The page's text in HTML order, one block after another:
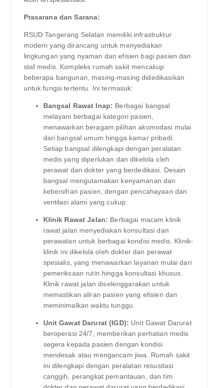
Prasarana dan Sarana:
RSUD Tangerang Selatan memiliki infrastruktur
modern yang dirancang untuk menyediakan
lingkungan yang nyaman dan efisien bagi pasien dan
staf medis. Kompleks rumah sakit mencakup
beberapa bangunan, masing-masing didedikasikan
untuk fungsi tertentu. Ini termasuk:
Bangsal Rawat Inap: Berbagai bangsal
melayani berbagai kategori pasien,
menawarkan beragam pilihan akomodasi mulai
dari bangsal umum hingga kamar pribadi.
Setiap bangsal dilengkapi dengan peralatan
medis yang diperlukan dan dikelola oleh
perawat dan dokter yang berdedikasi. Desain
bangsal mengutamakan kenyamanan dan
kebersihan pasien, dengan pencahayaan dan
ventilasi alami yang cukup.
Klinik Rawat Jalan: Berbagai macam klinik
rawat jalan menyediakan konsultasi dan
perawatan untuk berbagai kondisi medis. Klinik-
klinik ini dikelola oleh dokter dan perawat
spesialis, yang menawarkan layanan mulai dari
pemeriksaan rutin hingga konsultasi khusus.
Klinik rawat jalan diselenggarakan untuk
memastikan aliran pasien yang efisien dan
meminimalkan waktu tunggu.
Unit Gawat Darurat (IGD): Unit Gawat Darurat
beroperasi 24/7, memberikan perhatian medis
segera kepada pasien dengan kondisi
mendesak atau mengancam jiwa. Rumah sakit
ini dilengkapi dengan peralatan resusitasi
canggih, perangkat pemantauan, dan tim